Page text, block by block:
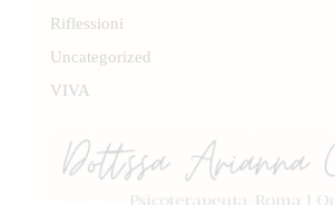
Riflessioni
Uncategorized
VIVA